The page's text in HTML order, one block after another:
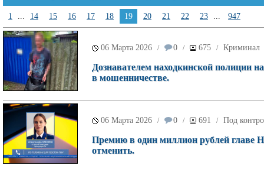
1 ... 14 15 16 17 18 19 20 21 22 23 ... 947
06 Марта 2026 / 0 / 675 / Криминал
Дознавателем находкинской полиции
в мошенничестве.
06 Марта 2026 / 0 / 691 / Под
Премию в один миллион рублей главе
отменить.